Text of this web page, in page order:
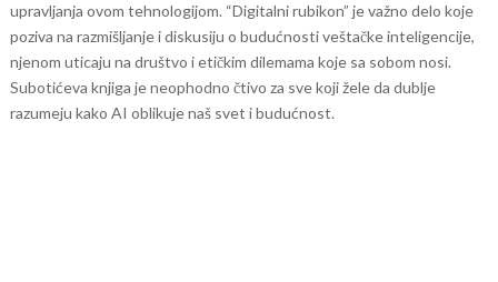
upravljanja ovom tehnologijom. “Digitalni rubikon” je važno delo koje
poziva na razmišljanje i diskusiju o budućnosti veštačke inteligencije,
njenom uticaju na društvo i etičkim dilemama koje sa sobom nosi.
Subotićeva knjiga je neophodno čtivo za sve koji žele da dublje
razumeju kako AI oblikuje naš svet i budućnost.